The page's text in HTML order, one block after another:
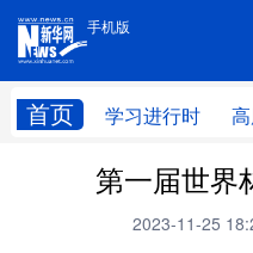
手机版
首页 学习进行时
手机版
学习进行时 高层
财经
第一届世界
2023-11-25